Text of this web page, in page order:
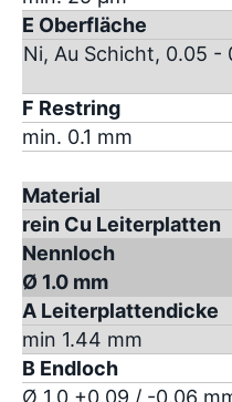
E Oberfläche
Ni, Au Schicht, 0.05 -
F Restring
min. 0.1 mm
Material
rein Cu Leiterplatten
Nennloch
Ø 1.0 mm
A Leiterplattendicke
min 1.44 mm
B Endloch
Ø 1.0 +0.09 / -0.06